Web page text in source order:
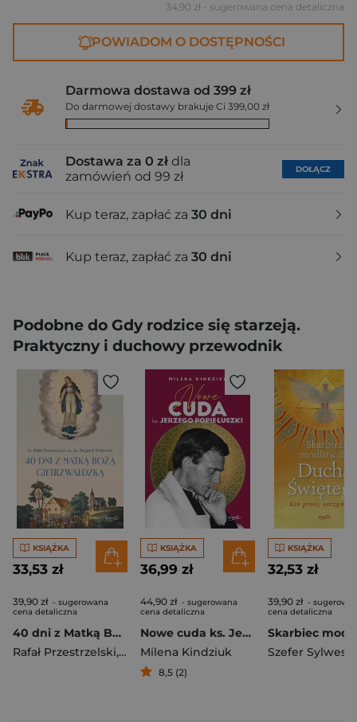
34,90 zł - sugerowana cena detaliczna
POWIADOM O DOSTĘPNOŚCI
Darmowa dostawa od 399 zł
Do darmowej dostawy brakuje Ci 399,00 zł
Dostawa za 0 zł dla
zamówień od 99 zł
DOŁĄCZ
Kup teraz, zapłać za 30 dni
Kup teraz, zapłać za 30 dni
Podobne do Gdy rodzice się starzeją.
Praktyczny i duchowy przewodnik
KSIĄŻKA
33,53 zł
39,90 zł - sugerowana
cena detaliczna
40 dni z Matką Bożą Gietrzwałdzką
Rafał Przestrzelski, Bogumił Wykowski
KSIĄŻKA
36,99 zł
44,90 zł - sugerowana
cena detaliczna
Nowe cuda ks. Jerzego Popiełuszki
Milena Kindziuk
8,5 (2)
KSIĄŻKA
32,53 zł
39,90 zł -
cena detaliczna
Szefer